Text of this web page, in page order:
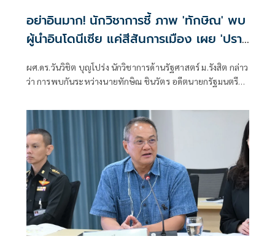
อย่าอินมาก! นักวิชาการชี้ ภาพ 'ทักษิณ' พบ
ผู้นำอินโดนีเซีย แค่สีสันการเมือง เผย 'ปรา
นานาชาติเข้าใจ นายกฯ-รัฐบาล ผู้มีอำนาจตัว
ผศ.ดร.วันวิชิต บุญโปร่ง นักวิชาการด้านรัฐศาสตร์ ม.รังสิต กล่าว
ว่า การพบกันระหว่างนายทักษิณ ชินวัตร อดีตนายกรัฐมนตรี
ผิดปกติ เพราะทั้งสองมีความสัมพันธ์ส่วนตัวที่สั่งสมมาเป็นเวลา
นาน ภาพที่ออกมา เป็นสีสันการเมืองเท่านั้น